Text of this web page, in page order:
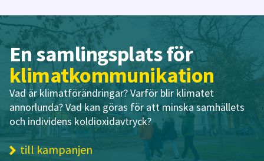
En samlingsplats för
klimatkommunikation
Vad är klimatförändringar? Varför blir klimatet
annorlunda? Vad kan göras för att minska samhällets
och individens koldioxidavtryck?
till kampanjen